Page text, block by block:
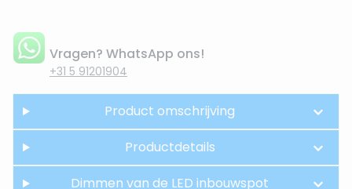
Vragen? WhatsApp ons!
+31 5 91201904
Product omschrijving
Productdetails
Dimmen van de LED inbouwspot